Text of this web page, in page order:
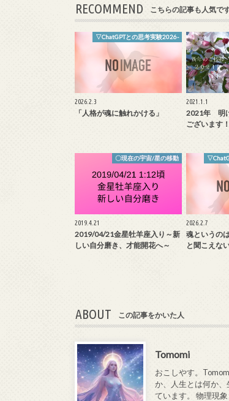
RECOMMEND こちらの記事も人気です
▽ChatGPTとの思考実験2026-
2026.2.3
「人格が魂に触れかける」
2021.1.1
2021年 明
ございます！
〇現在の宇宙/星の移動
2019.4.21
2019/04/21金星牡羊座入り～新
しい自分磨き、才能開花へ～
2026.2.7
魂というの
と聞こえない
ABOUT この記事をかいた人
Tomomi
おこしやす。
か、人生とは何か
ています。 物理現